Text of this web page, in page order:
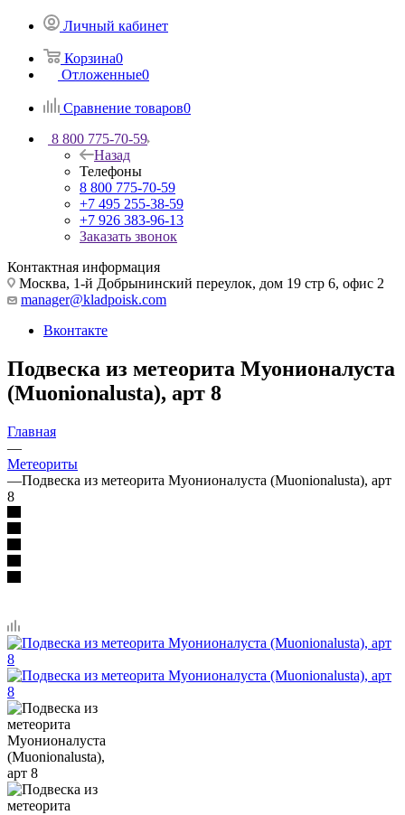
Личный кабинет
Корзина0
Отложенные0
Сравнение товаров0
8 800 775-70-59
Назад
Телефоны
8 800 775-70-59
+7 495 255-38-59
+7 926 383-96-13
Заказать звонок
Контактная информация
Москва, 1-й Добрынинский переулок, дом 19 стр 6, офис 2
manager@kladpoisk.com
Вконтакте
Подвеска из метеорита Муонионалуста
(Muonionalusta), арт 8
Главная
—
Метеориты
—Подвеска из метеорита Муонионалуста (Muonionalusta), арт
8